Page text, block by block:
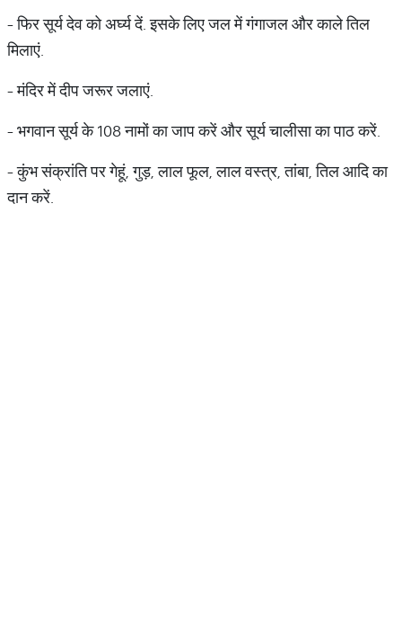
- फिर सूर्य देव को अर्घ्‍य दें. इसके लिए जल में गंगाजल और काले तिल
मिलाएं.
- मंदिर में दीप जरूर जलाएं.
- भगवान सूर्य के 108 नामों का जाप करें और सूर्य चालीसा का पाठ करें.
- कुंभ संक्रांति पर गेहूं, गुड़, लाल फूल, लाल वस्त्र, तांबा, तिल आदि का
दान करें.